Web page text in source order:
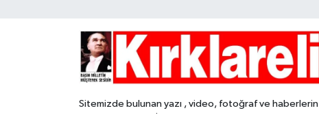
Sitemizde bulunan yazı , video, fotoğraf ve haberlerin